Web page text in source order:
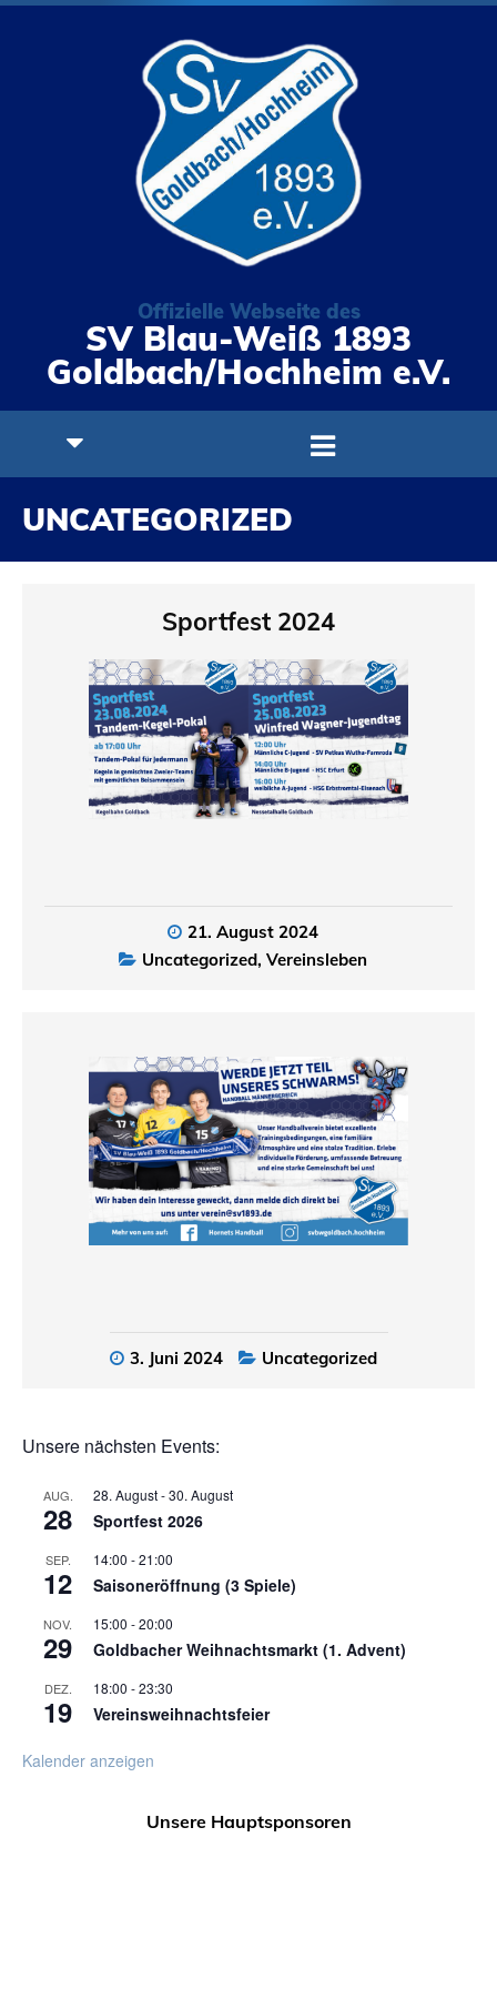
Offizielle Webseite des
SV Blau-Weiß 1893
Goldbach/Hochheim e.V.
UNCATEGORIZED
Sportfest 2024
21. August 2024
Uncategorized, Vereinsleben
3. Juni 2024 Uncategorized
Unsere nächsten Events:
AUG.
28
28. August-30. August
Sportfest 2026
SEP.
12
14:00 -21:00
Saisoneröffnung (3 Spiele)
NOV.
29
15:00 -20:00
Goldbacher Weihnachtsmarkt (1. Advent)
DEZ.
19
18:00 -23:30
Vereinsweihnachtsfeier
Kalender anzeigen
Unsere Hauptsponsoren